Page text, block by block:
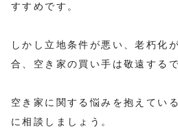
すすめです。
しかし立地条件が悪い、老朽化
合、空き家の買い手は敬遠する
空き家に関する悩みを抱えてい
に相談しましょう。